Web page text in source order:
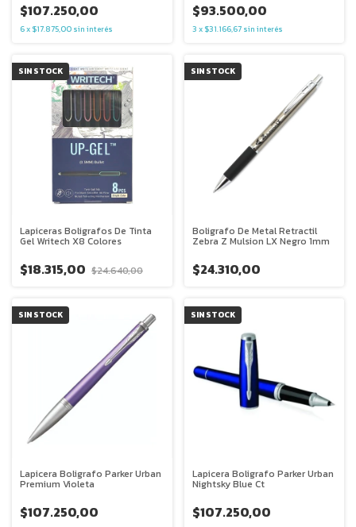
$107.250,00
6x $17.875,00 sin interés
$93.500,00
3 x $31.166,67 sin interés
SIN STOCK
Lapiceras Boligrafos De Tinta
Gel Writech X8 Colores
$18.315,00 $24.640,00
SIN STOCK
Boligrafo De Metal Retractil
Zebra Z Mulsion LX Negro 1mm
$24.310,00
SIN STOCK
Lapicera Boligrafo Parker Urban
Premium Violeta
$107.250,00
SIN STOCK
Lapicera Boligrafo Parker Urban
Nightsky Blue Ct
$107.250,00